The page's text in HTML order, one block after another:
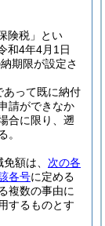
険税」とい
和4年4月1日
期限が設定さ
あって既に納付
請ができなか
合に限り、遡
。
額は、 次の各
各号に定める
複数の事由に
するものとす